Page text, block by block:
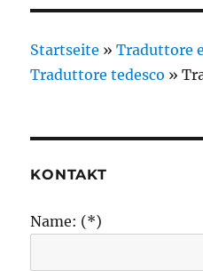
Startseite »Traduttore
Traduttore tedesco »
KONTAKT
Name: (*)